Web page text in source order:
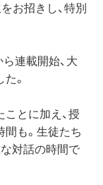
お招きし、特別
連載開始、大
。
とに加え、授
も。生徒たち
対話の時間で